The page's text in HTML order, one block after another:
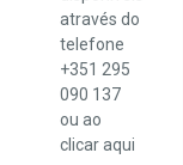
através do
telefone
+351 295
090 137
ou ao
clicaraqui